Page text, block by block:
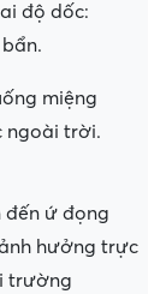
độ dốc:
miệng
ngoài trời.
đến ứ đọng
hưởng trực
trường